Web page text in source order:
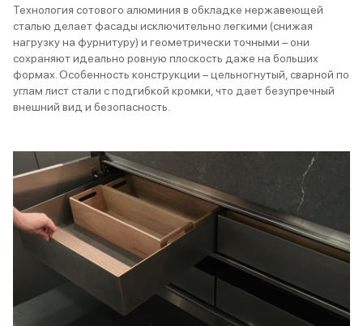
Технология сотового алюминия в обкладке нержавеющей
сталью делает фасады исключительно легкими (снижая
нагрузку на фурнитуру) и геометрически точными – они
сохраняют идеально ровную плоскость даже на больших
формах. Особенность конструкции – цельногнутый, сварной по
углам лист стали с подгибкой кромки, что дает безупречный
внешний вид и безопасность.